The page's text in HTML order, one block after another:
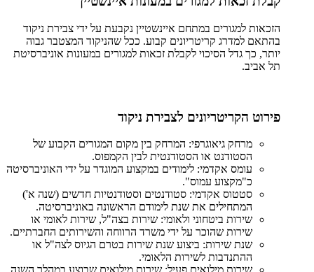
הזכאות למגורים במתחם איינשטיין נקבעת על ידי צבירת ניקוד
בהתאם למדרג קריטריונים קבוע. ככל שהניקוד המצטבר גבוה
יותר, כך גדל הסיכוי לקבלת זכאות למגורים במעונות אוניברסיטת
תל אביב.
פירוט הקריטריונים לצבירת ניקוד
מרחק גיאוגרפי: המרחק בין מקום המגורים הקבוע של
הסטודנט או הסטודנטית לבין הקמפוס.
עומס אקדמי: לימודים במקצוע המוגדר על ידי האוניברסיטה
כ"מקצוע עמוס".
סטטוס אקדמי: סטודנטים וסטודנטיות חדשים (שנה א')
המתחילים את שנת לימודם הראשונה באוניברסיטה.
שירות ביטחוני ולאומי: שירות בצה"ל, שירות לאומי או
שירות שהוכר על ידי משרד הרווחה והשירותים החברתיים.
שנת שירות: ביצוע שנת שירות בטרם הגיוס לצה"ל או
ההתנדבות לשירות הלאומי.